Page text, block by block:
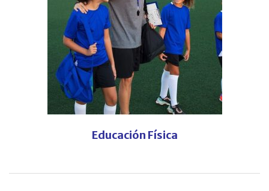
Educación Física